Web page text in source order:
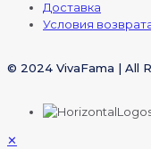
Доставка
Условия
© 2024 VivaFama | All
✕